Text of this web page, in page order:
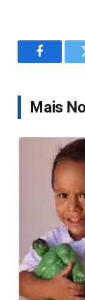
Mais